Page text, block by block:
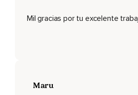
Tu interior sigue brillando y sigue
Es hora de volver a casa.
Mil gracias por tu excelente
Maru